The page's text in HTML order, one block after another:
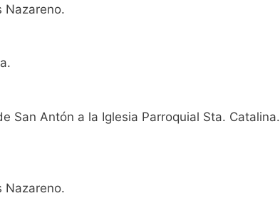
Nazareno.
San Antón a la Iglesia Parroquial Sta. Catalina.
Nazareno.